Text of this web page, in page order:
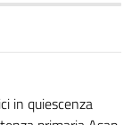
in quiescenza